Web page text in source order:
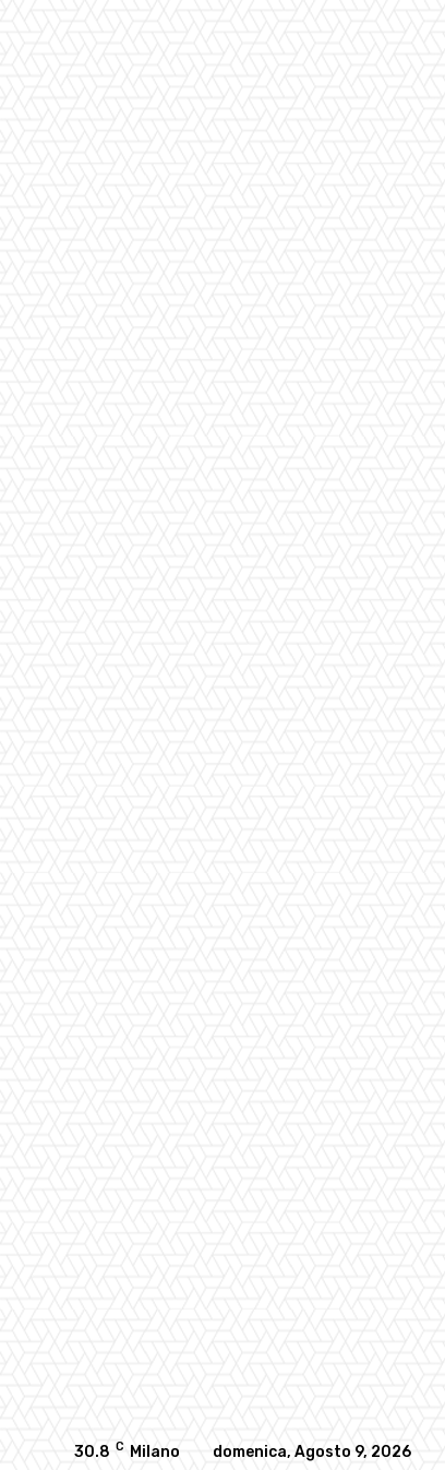
30.8 C Milano domenica, Agosto 9, 2026